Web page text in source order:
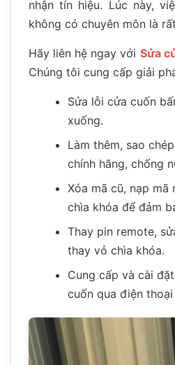
nhận tín hiệu. Lúc này,
không có chuyên môn là
Hãy liên hệ ngay với Sửa
Chúng tôi cung cấp giải
Sửa lỗi cửa cuốn
xuống.
Làm thêm, sao
chính hãng, chống
Xóa mã cũ, nạp mã
chìa khóa để đảm
Thay pin remote,
thay vỏ chìa khóa.
Cung cấp và cài
cuốn qua điện